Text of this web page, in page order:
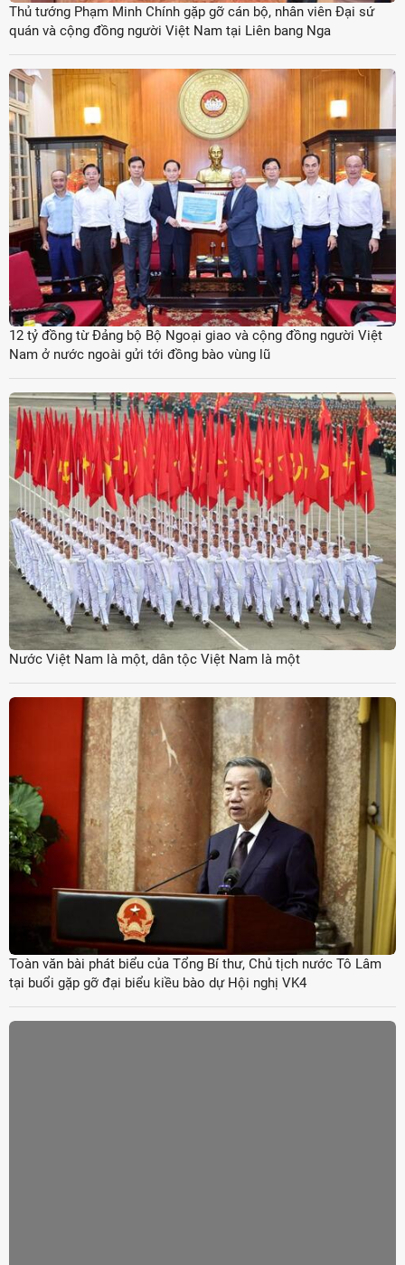
Thủ tướng Phạm Minh Chính gặp gỡ cán bộ, nhân viên Đại sứ
quán và cộng đồng người Việt Nam tại Liên bang Nga
12 tỷ đồng từ Đảng bộ Bộ Ngoại giao và cộng đồng người Việt
Nam ở nước ngoài gửi tới đồng bào vùng lũ
Nước Việt Nam là một, dân tộc Việt Nam là một
Toàn văn bài phát biểu của Tổng Bí thư, Chủ tịch nước Tô Lâm
tại buổi gặp gỡ đại biểu kiều bào dự Hội nghị VK4